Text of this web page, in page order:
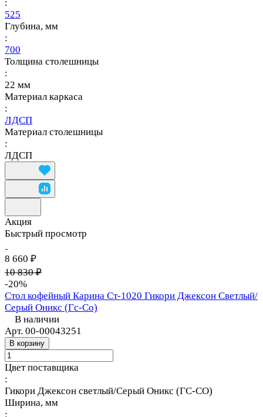
:
525
Глубина, мм
:
700
Толщина столешницы
:
22 мм
Материал каркаса
:
ЛДСП
Материал столешницы
:
ЛДСП
Акция
Быстрый просмотр
8 660 ₽
10 830 ₽
-20%
Стол кофейный Карина Ст-1020 Гикори Джексон Светлый/
Серый Оникс (Гс-Со)
В наличии
Арт. 00-00043251
В корзину
Цвет поставщика
:
Гикори Джексон светлый/Серый Оникс (ГС-СО)
Ширина, мм
: